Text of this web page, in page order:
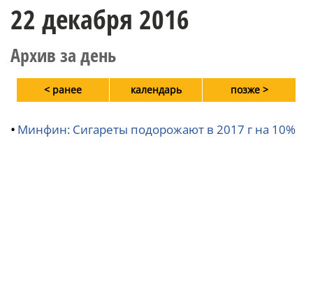
22 декабря 2016
Архив за день
< ранее календарь позже >
• Минфин: Сигареты подорожают в 2017 г на 10%